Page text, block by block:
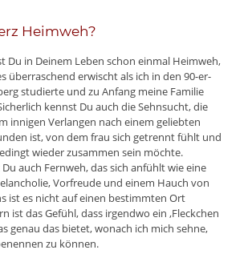
Heimweh?
Du in Deinem Leben schon einmal Heimweh,
überraschend erwischt als ich in den 90-er-
studierte und zu Anfang meine Familie
kennst Du auch die Sehnsucht, die
innigen Verlangen nach einem geliebten
ist, von dem frau sich getrennt fühlt und
wieder zusammen sein möchte.
auch Fernweh, das sich anfühlt wie eine
Vorfreude und einem Hauch von
ist es nicht auf einen bestimmten Ort
ist das Gefühl, dass irgendwo ein ‚Fleckchen
genau das bietet, wonach ich mich sehne,
zu können.